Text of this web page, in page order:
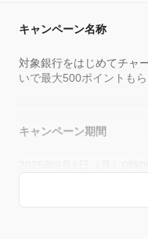
キャンペーン名称
対象銀行をはじめてチャ
いで最大500ポイントも
キャンペーン期間